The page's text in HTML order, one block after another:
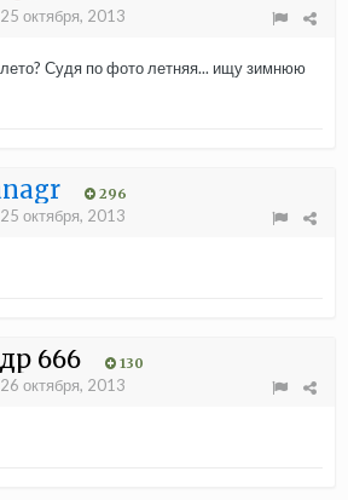
25 октября, 2013
Судя по фото летняя... ищу зимнюю
296
25 октября, 2013
666 130
26 октября, 2013